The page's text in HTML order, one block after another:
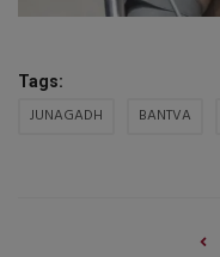
Tags:
JUNAGADH BANTVA